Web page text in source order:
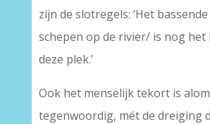
zijn de slotregels: ‘Het
schepen op de rivier/ is nog het
deze plek.’
Ook het menselijk tekort is alom
tegenwoordig, mét de dreiging